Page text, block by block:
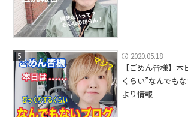
5 2020.05.18
【ごめん皆様】
くらい”なんでも
より情報